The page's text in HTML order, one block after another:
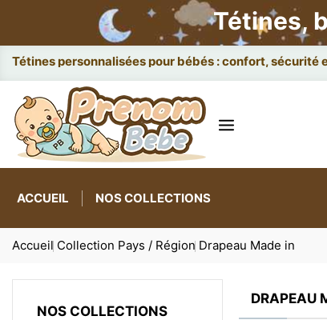
Tétines,
Attaches
ACCUEIL NOS COLLECTIONS
Accueil Collection Pays / Région Drapeau Made in
NOS COLLECTIONS
DRAPEAU